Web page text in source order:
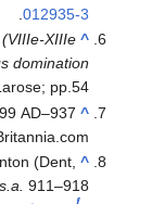
012935-3
.
^
XIIIe
domination
pp.54.
^
AD–937
^
(Dent,
s.a. 911–918.